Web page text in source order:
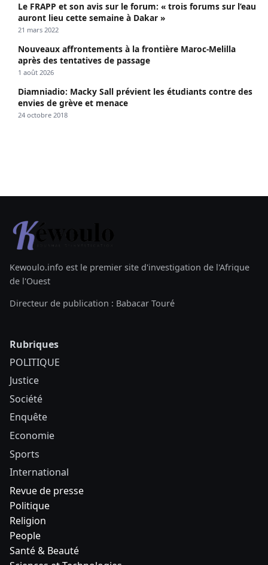
Le FRAPP et son avis sur le forum: « trois forums sur l’eau
auront lieu cette semaine à Dakar »
21 mars 2022
Nouveaux affrontements à la frontière Maroc-Melilla
après des tentatives de passage
1 août 2026
Diamniadio: Macky Sall prévient les étudiants contre des
envies de grève et menace
24 octobre 2018
Kewoulo.info est le premier site d'investigation de l'Afrique
de l'Ouest
Directeur de publication : Babacar Touré
Rubriques
POLITIQUE
Justice
Société
Enquête
Economie
Sports
International
Revue de presse
Politique
Religion
People
Santé & Beauté